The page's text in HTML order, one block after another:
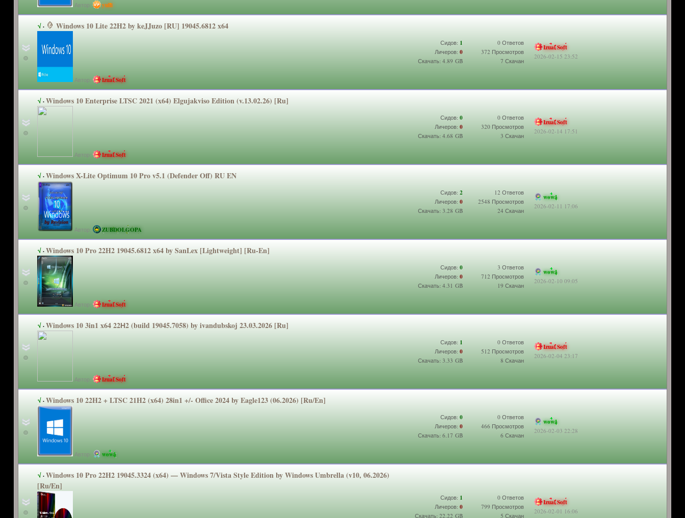
Автор: yulii
√· Windows 10 Lite 22H2 by keJJuzo [RU] 19045.6812 x64
Автор: Izual Soft
Сидов: 1
Личеров: 0
Скачать: 4.89 GB
0 Ответов
372 Просмотров
7 Скачан
Izual Soft
2026-02-15 23:52
√·Windows 10 Enterprise LTSC 2021 (x64) Elgujakviso Edition (v.13.02.26) [Ru]
Автор: Izual Soft
Сидов: 0
Личеров: 0
Скачать: 4.68 GB
0 Ответов
320 Просмотров
3 Скачан
Izual Soft
2026-02-14 17:51
√·Windows X-Lite Optimum 10 Pro v5.1 (Defender Off) RU EN
Автор: ZUBDOLGOPA
Сидов: 2
Личеров: 0
Скачать: 3.28 GB
12 Ответов
2548 Просмотров
24 Скачан
wowa
2026-02-11 17:06
√·Windows 10 Pro 22H2 19045.6812 x64 by SanLex [Lightweight] [Ru-En]
Автор: Izual Soft
Сидов: 0
Личеров: 0
Скачать: 4.31 GB
3 Ответов
712 Просмотров
19 Скачан
wowa
2026-02-10 09:05
√·Windows 10 3in1 x64 22Н2 (build 19045.7058) by ivandubskoj 23.03.2026 [Ru]
Автор: Izual Soft
Сидов: 1
Личеров: 0
Скачать: 3.33 GB
0 Ответов
512 Просмотров
8 Скачан
Izual Soft
2026-02-04 23:17
√·Windows 10 22H2 + LTSC 21H2 (x64) 28in1 +/- Office 2024 by Eagle123 (06.2026) [Ru/En]
Автор: wowa
Сидов: 0
Личеров: 0
Скачать: 6.17 GB
0 Ответов
466 Просмотров
6 Скачан
wowa
2026-02-03 22:28
√·Windows 10 Pro 22H2 19045.3324 (x64) — Windows 7/Vista Style Edition by Windows Umbrella (v10, 06.2026)
[Ru/En]
Сидов: 1
Личеров: 0
Скачать: 22.22 GB
0 Ответов
799 Просмотров
5 Скачан
Izual Soft
2026-02-01 16:06